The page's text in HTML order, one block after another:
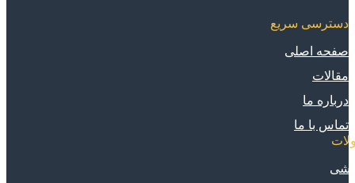
دسترسی سریع
صفحه اصلی
مقالات
درباره ما
تماس با ما